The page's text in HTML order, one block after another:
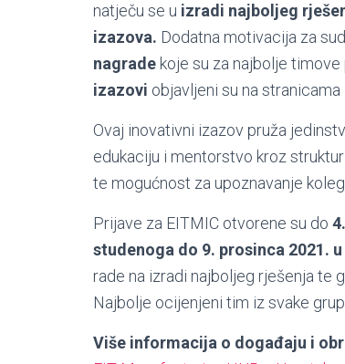
natječu se u izradi najboljeg
izazova. Dodatna motivacija za
nagrade koje su za najbolje
izazovi objavljeni su na stranicama
Ovaj inovativni izazov pruža
edukaciju i mentorstvo kroz
te mogućnost za upoznavanje
Prijave za EITMIC otvorene su do
studenoga do 9. prosinca 2021.
rade na izradi najboljeg rješenja te
Najbolje ocijenjeni tim iz svake
Više informacija o događaju i